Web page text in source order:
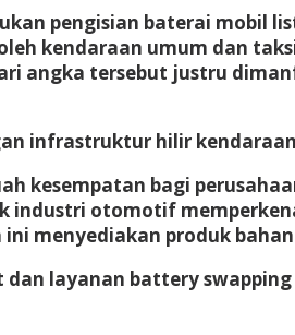
pengisian baterai mobil
kendaraan umum dan
angka tersebut justru
infrastruktur hilir
kesempatan bagi
industri otomotif
menyediakan produk
layanan battery swapping